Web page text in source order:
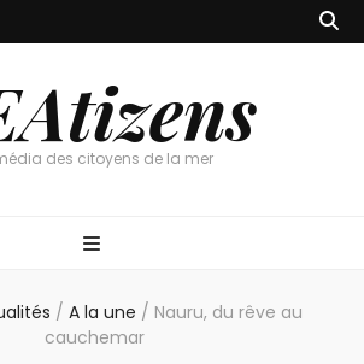
des citoyens de la mer
/ A la une / Nauru, du rêve au
cauchemar